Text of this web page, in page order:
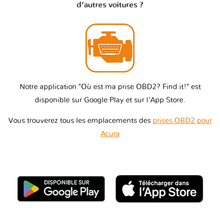
d’autres voitures ?
Notre application "Où est ma prise OBD2? Find it!" est
disponible sur Google Play et sur l'App Store.
Vous trouverez tous les emplacements des prises OBD2 pour
Acura